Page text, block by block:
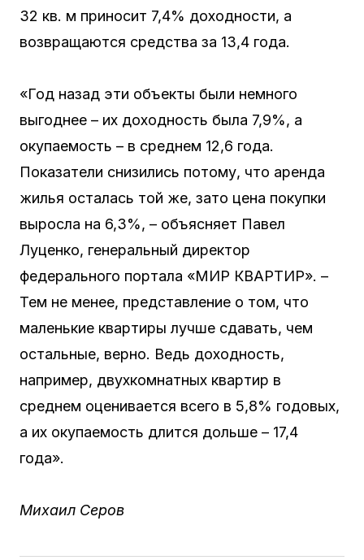
32 кв. м приносит 7,4% доходности, а
возвращаются средства за 13,4 года.
«Год назад эти объекты были немного
выгоднее – их доходность была 7,9%, а
окупаемость – в среднем 12,6 года.
Показатели снизились потому, что аренда
жилья осталась той же, зато цена покупки
выросла на 6,3%, – объясняет Павел
Луценко, генеральный директор
федерального портала «МИР КВАРТИР». –
Тем не менее, представление о том, что
маленькие квартиры лучше сдавать, чем
остальные, верно. Ведь доходность,
например, двухкомнатных квартир в
среднем оценивается всего в 5,8% годовых,
а их окупаемость длится дольше – 17,4
года».
Михаил Серов